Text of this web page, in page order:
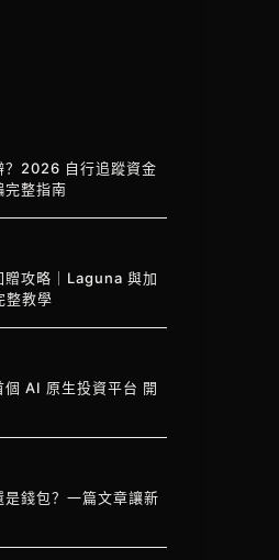
？2026 自行追蹤資金
完整指南
贈攻略｜Laguna 與加
整教學
AI 原生投資平台 開
錢包？一篇文章讓新